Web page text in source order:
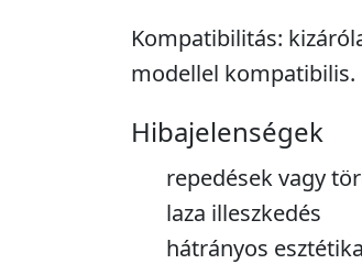
Kompatibilitás:
modellel kompatibilis.
Hibajelenségek
repedések vagy
laza illeszkedés
hátrányos